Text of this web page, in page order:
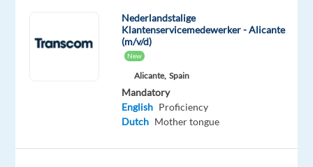
als
meest
Nederlandstalige
Klantenservicemedewerker - Alicante
(m/v/d)
New
Alicante, Spain
Mandatory
English Proficiency
Dutch Mother tongue